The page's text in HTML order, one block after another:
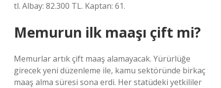
tl. Albay: 82.300 TL. Kaptan: 61.
Memurun ilk maaşı çift mi?
Memurlar artık çift maaş alamayacak. Yürürlüğe
girecek yeni düzenleme ile, kamu sektöründe birkaç
maaş alma süresi sona erdi. Her statüdeki yetkililer